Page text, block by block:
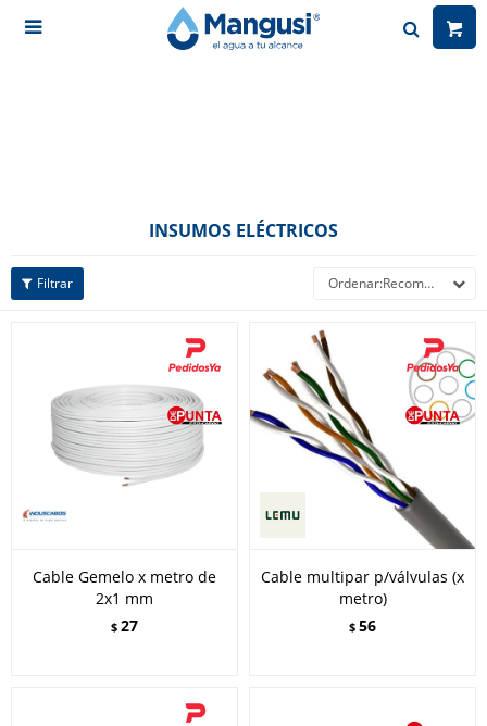

INSUMOS ELÉCTRICOS
Recomendados
Cable Gemelo x metro de
2x1 mm
$ 27
Cable multipar p/válvulas (x
metro)
$ 56